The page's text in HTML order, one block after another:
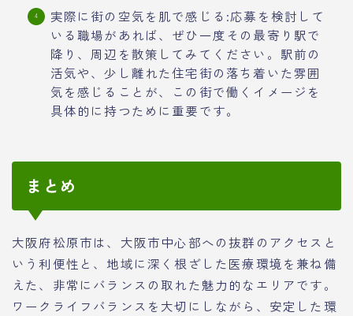
実際に街の空気を肌で感じる:応募を検討して
いる職場があれば、ぜひ一度その最寄り駅で
降り、周辺を散策してみてください。駅前の
活気や、少し離れた住宅街の落ち着いた雰囲
気を感じることが、この街で働くイメージを
具体的に持つために重要です。
まとめ
大阪府松原市は、大阪市中心部への抜群のアクセスと
いう利便性と、地域に深く根ざした医療環境を兼ね備
えた、非常にバランスの取れた魅力的なエリアです。
ワークライフバランスを大切にしながら、安定した環